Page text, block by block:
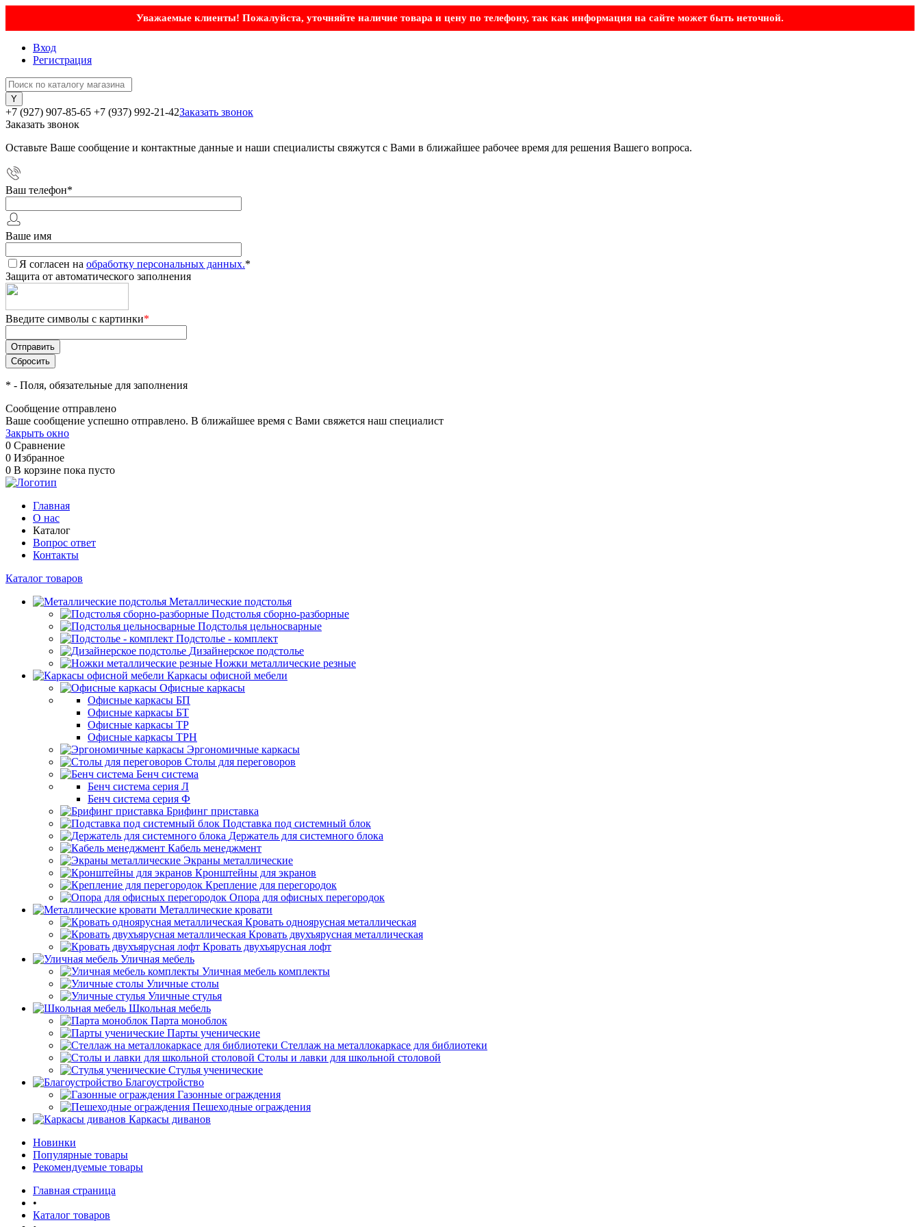
Уважаемые клиенты! Пожалуйста, уточняйте наличие товара и цену по телефону, так как информация на сайте может быть неточной.
Вход
Регистрация
+7 (927) 907-85-65 +7 (937) 992-21-42Заказать звонок
Заказать звонок
Оставьте Ваше сообщение и контактные данные и наши специалисты свяжутся с Вами в ближайшее рабочее время для решения Вашего вопроса.
Ваш телефон*
Ваше имя
Я согласен на обработку персональных данных.*
Защита от автоматического заполнения
Введите символы с картинки*
* - Поля, обязательные для заполнения
Сообщение отправлено
Ваше сообщение успешно отправлено. В ближайшее время с Вами свяжется наш специалист
Закрыть окно
0 Сравнение
0 Избранное
0 В корзине пока пусто
Главная
О нас
Каталог
Вопрос ответ
Контакты
Каталог товаров
Металлические подстолья
Подстолья сборно-разборные
Подстолья цельносварные
Подстолье - комплект
Дизайнерское подстолье
Ножки металлические резные
Каркасы офисной мебели
Офисные каркасы
Офисные каркасы БП
Офисные каркасы БТ
Офисные каркасы ТР
Офисные каркасы ТРН
Эргономичные каркасы
Столы для переговоров
Бенч система
Бенч система серия Л
Бенч система серия Ф
Брифинг приставка
Подставка под системный блок
Держатель для системного блока
Кабель менеджмент
Экраны металлические
Кронштейны для экранов
Крепление для перегородок
Опора для офисных перегородок
Металлические кровати
Кровать одноярусная металлическая
Кровать двухъярусная металлическая
Кровать двухъярусная лофт
Уличная мебель
Уличная мебель комплекты
Уличные столы
Уличные стулья
Школьная мебель
Парта моноблок
Парты ученические
Стеллаж на металлокаркасе для библиотеки
Столы и лавки для школьной столовой
Стулья ученические
Благоустройство
Газонные ограждения
Пешеходные ограждения
Каркасы диванов
Новинки
Популярные товары
Рекомендуемые товары
Главная страница
•
Каталог товаров